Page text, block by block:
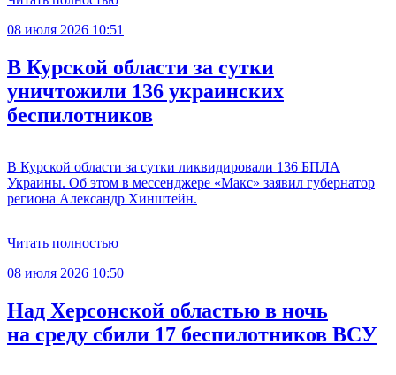
08 июля 2026 10:51
В Курской области за сутки
уничтожили 136 украинских
беспилотников
В Курской области за сутки ликвидировали 136 БПЛА
Украины. Об этом в мессенджере «Макс» заявил губернатор
региона Александр Хинштейн.
Читать полностью
08 июля 2026 10:50
Над Херсонской областью в ночь
на среду сбили 17 беспилотников ВСУ